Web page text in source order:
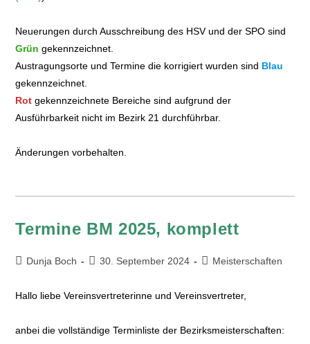
Neuerungen durch Ausschreibung des HSV und der SPO sind
Grüngekennzeichnet.
Austragungsorte und Termine die korrigiert wurden sind Blau
gekennzeichnet.
Rotgekennzeichnete Bereiche sind aufgrund der
Ausführbarkeit nicht im Bezirk 21 durchführbar.
Änderungen vorbehalten.
Termine BM 2025, komplett
Dunja Boch 30. September 2024 Meisterschaften
Hallo liebe Vereinsvertreterinne und Vereinsvertreter,
anbei die vollständige Terminliste der Bezirksmeisterschaften: